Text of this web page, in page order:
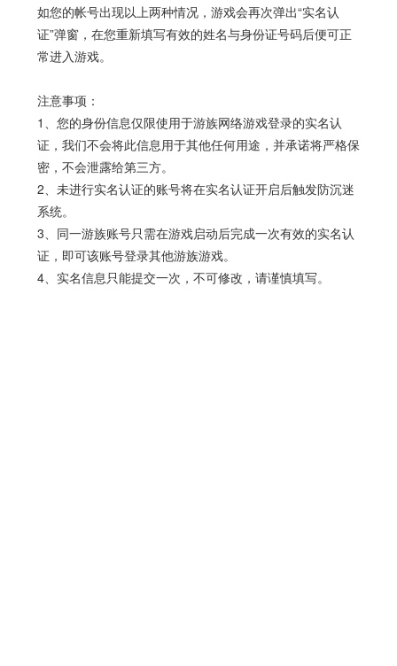
如您的帐号出现以上两种情况，游戏会再次弹出“实名认
证”弹窗，在您重新填写有效的姓名与身份证号码后便可正
常进入游戏。
注意事项：
1、您的身份信息仅限使用于游族网络游戏登录的实名认
证，我们不会将此信息用于其他任何用途，并承诺将严格保
密，不会泄露给第三方。
2、未进行实名认证的账号将在实名认证开启后触发防沉迷
系统。
3、同一游族账号只需在游戏启动后完成一次有效的实名认
证，即可该账号登录其他游族游戏。
4、实名信息只能提交一次，不可修改，请谨慎填写。